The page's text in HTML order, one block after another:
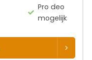
Pro deo
mogelijk